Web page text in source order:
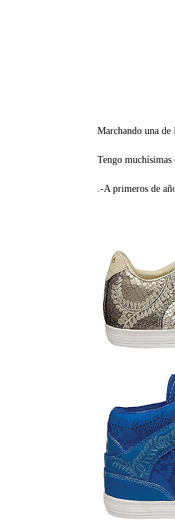
Marchando una de
Tengo
.-A primeros de